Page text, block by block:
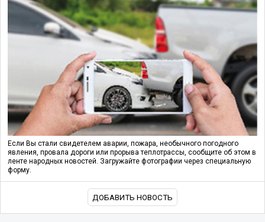
Если Вы стали свидетелем аварии, пожара, необычного погодного
явления, провала дороги или прорыва теплотрассы, сообщите об этом в
ленте народных новостей. Загружайте фотографии через специальную
форму.
ДОБАВИТЬ НОВОСТЬ